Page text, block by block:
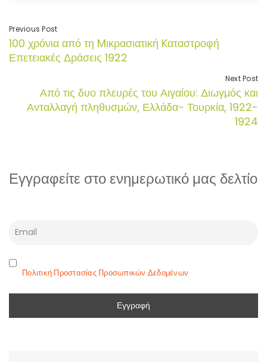
Previous Post
100 χρόνια από τη Mικρασιατική Kαταστροφή
Επετειακές Δράσεις 1922
Next Post
Από τις δυο πλευρές του Αιγαίου: Διωγμός και
Ανταλλαγή πληθυσμών, Ελλάδα- Τουρκία, 1922-
1924
Εγγραφείτε στο ενημερωτικό μας δελτίο
Πολιτική Προστασίας Προσωπικών Δεδομένων